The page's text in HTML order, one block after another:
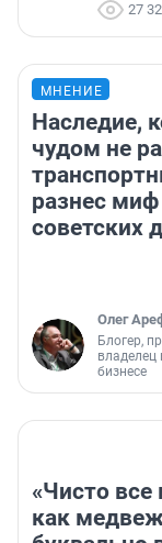
27
МНЕНИЕ
Наследие,
чудом не
разнес
советских
Олег
Блогер,
владелец
бизнесе
«Чисто все
как